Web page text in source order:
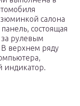
салона
состоящая
за рулевым
В верхнем ряду
индикатор.